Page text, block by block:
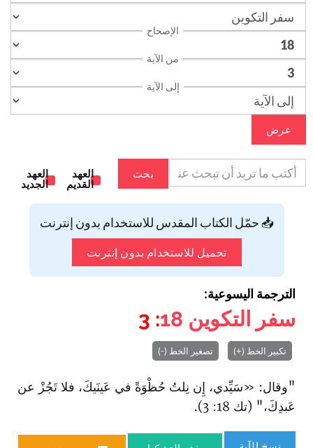
الإصحاح
من الآية
إلى الآية
عرض
بحث
العهد
القديم
العهد
الجديد
📥 حمّل الكتاب المقدس للاستخدام بدون إنترنت
تحميل للاستخدام بدون إنترنت
الترجمة اليسوعية:
سفر التكوين 18
: 3
تكبير الخط (+) تصغير الخط (-)
"وقال: «سَيِّدي، إِن نِلتُ حُظْوَةً في عَينَيكَ، فلا تَجُزْ عن
عَبدِكَ،" (تك 18: 3).